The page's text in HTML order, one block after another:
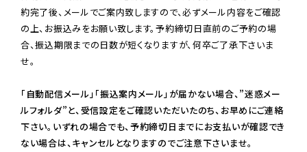
約完了後、メールでご案内致しますので、必ずメール内容をご確認
の上、お振込みをお願い致します。予約締切日直前のご予約の場
合、振込期限までの日数が短くなりますが、何卒ご了承下さいま
せ。
「自動配信メール」「振込案内メール」が届かない場合、”迷惑メー
ルフォルダ”と、受信設定をご確認いただいたのち、お早めにご連絡
下さい。いずれの場合でも、予約締切日までにお支払いが確認でき
ない場合は、キャンセルとなりますのでご注意下さいませ。